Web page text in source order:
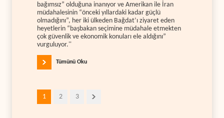
bağımsız” olduğuna inanıyor ve Amerikan ile İran
müdahalesinin “önceki yıllardaki kadar güçlü
olmadığını”, her iki ülkeden Bağdat’ı ziyaret eden
heyetlerin “başbakan seçimine müdahale etmekten
çok güvenlik ve ekonomik konuları ele aldığını”
vurguluyor.''
Tümünü Oku
1 2 3